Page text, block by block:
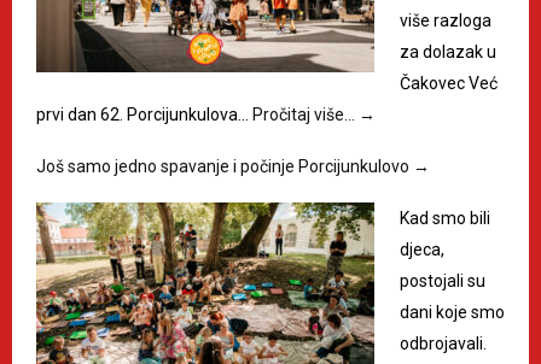
više razloga
za dolazak u
Čakovec Već
prvi dan 62. Porcijunkulova… Pročitaj više… →
Još samo jedno spavanje i počinje Porcijunkulovo →
Kad smo bili
djeca,
postojali su
dani koje smo
odbrojavali.